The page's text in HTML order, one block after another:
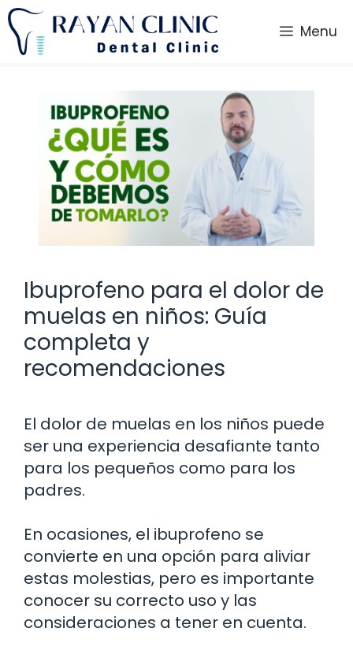
Saltar
al
contenido
Menu
Ibuprofeno para el dolor de
muelas en niños: Guía
completa y
recomendaciones
El dolor de muelas en los niños puede
ser una experiencia desafiante tanto
para los pequeños como para los
padres.
En ocasiones, el ibuprofeno se
convierte en una opción para aliviar
estas molestias, pero es importante
conocer su correcto uso y las
consideraciones a tener en cuenta.